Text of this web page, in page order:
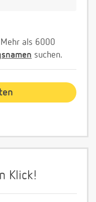
als 6000
suchen.
Klick!